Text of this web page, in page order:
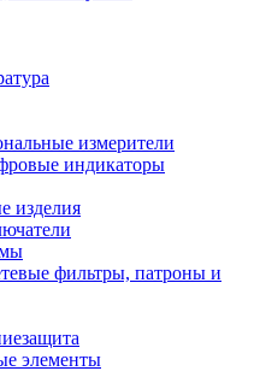
измерители
индикаторы
изделия
фильтры, патроны и
элементы